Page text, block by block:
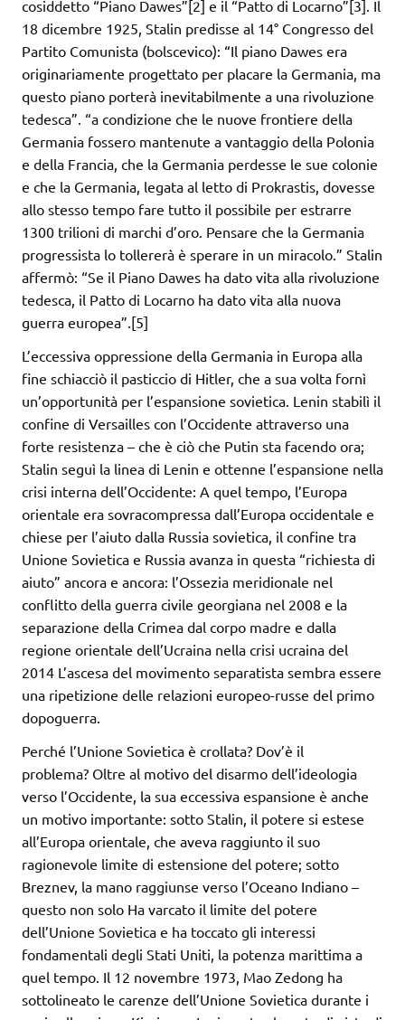
cosiddetto “Piano Dawes”[2] e il “Patto di Locarno”[3]. Il
18 dicembre 1925, Stalin predisse al 14° Congresso del
Partito Comunista (bolscevico): “Il piano Dawes era
originariamente progettato per placare la Germania, ma
questo piano porterà inevitabilmente a una rivoluzione
tedesca”. “a condizione che le nuove frontiere della
Germania fossero mantenute a vantaggio della Polonia
e della Francia, che la Germania perdesse le sue colonie
e che la Germania, legata al letto di Prokrastis, dovesse
allo stesso tempo fare tutto il possibile per estrarre
1300 trilioni di marchi d’oro. Pensare che la Germania
progressista lo tollererà è sperare in un miracolo.” Stalin
affermò: “Se il Piano Dawes ha dato vita alla rivoluzione
tedesca, il Patto di Locarno ha dato vita alla nuova
guerra europea”.[5]
L’eccessiva oppressione della Germania in Europa alla
fine schiacciò il pasticcio di Hitler, che a sua volta fornì
un’opportunità per l’espansione sovietica. Lenin stabilì il
confine di Versailles con l’Occidente attraverso una
forte resistenza – che è ciò che Putin sta facendo ora;
Stalin seguì la linea di Lenin e ottenne l’espansione nella
crisi interna dell’Occidente: A quel tempo, l’Europa
orientale era sovracompressa dall’Europa occidentale e
chiese per l’aiuto dalla Russia sovietica, il confine tra
Unione Sovietica e Russia avanza in questa “richiesta di
aiuto” ancora e ancora: l’Ossezia meridionale nel
conflitto della guerra civile georgiana nel 2008 e la
separazione della Crimea dal corpo madre e dalla
regione orientale dell’Ucraina nella crisi ucraina del
2014 L’ascesa del movimento separatista sembra essere
una ripetizione delle relazioni europeo-russe del primo
dopoguerra.
Perché l’Unione Sovietica è crollata? Dov’è il
problema? Oltre al motivo del disarmo dell’ideologia
verso l’Occidente, la sua eccessiva espansione è anche
un motivo importante: sotto Stalin, il potere si estese
all’Europa orientale, che aveva raggiunto il suo
ragionevole limite di estensione del potere; sotto
Breznev, la mano raggiunse verso l’Oceano Indiano –
questo non solo Ha varcato il limite del potere
dell’Unione Sovietica e ha toccato gli interessi
fondamentali degli Stati Uniti, la potenza marittima a
quel tempo. Il 12 novembre 1973, Mao Zedong ha
sottolineato le carenze dell’Unione Sovietica durante i